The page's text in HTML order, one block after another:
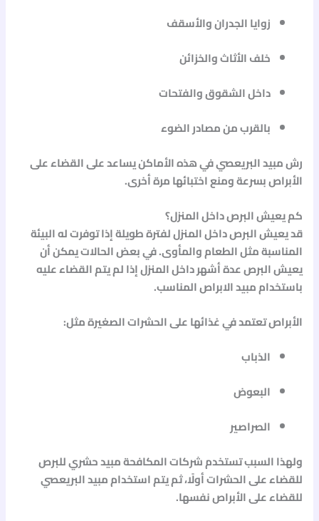
زوايا الجدران والأسقف
خلف الأثاث والخزائن
داخل الشقوق والفتحات
بالقرب من مصادر الضوء
رشمبيد البريعصيفي هذه الأماكن يساعد على القضاء على
الأبراص بسرعة ومنع اختبائها مرة أخرى.
كم يعيش البرص داخل المنزل؟
قد يعيش البرص داخل المنزل لفترة طويلة إذا توفرت له البيئة
المناسبة مثل الطعام والمأوى. في بعض الحالات يمكن أن
يعيش البرص عدة أشهر داخل المنزل إذا لم يتم القضاء عليه
باستخداممبيد الابراصالمناسب.
الأبراص تعتمد في غذائها على الحشرات الصغيرة مثل:
الذباب
البعوض
الصراصير
ولهذا السبب تستخدم شركات المكافحةمبيد حشري للبرص
للقضاء على الحشرات أولًا، ثم يتم استخداممبيد البريعصي
للقضاء على الأبراص نفسها.